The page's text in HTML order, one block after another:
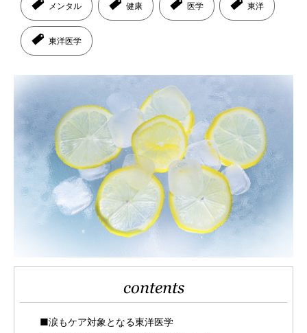
メンタル 健康 医学 東洋
東洋医学
contents
■涙もケア対象となる東洋医学